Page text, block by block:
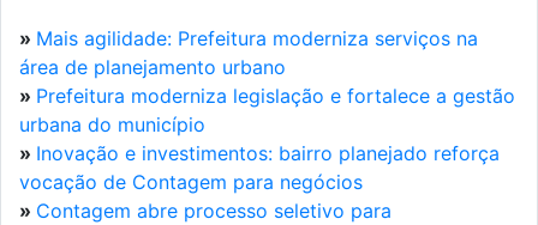
» Mais agilidade: Prefeitura moderniza serviços na
área de planejamento urbano
» Prefeitura moderniza legislação e fortalece a gestão
urbana do município
» Inovação e investimentos: bairro planejado reforça
vocação de Contagem para negócios
» Contagem abre processo seletivo para